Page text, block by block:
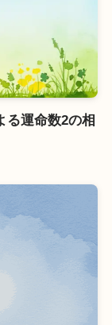
る運命数2の相